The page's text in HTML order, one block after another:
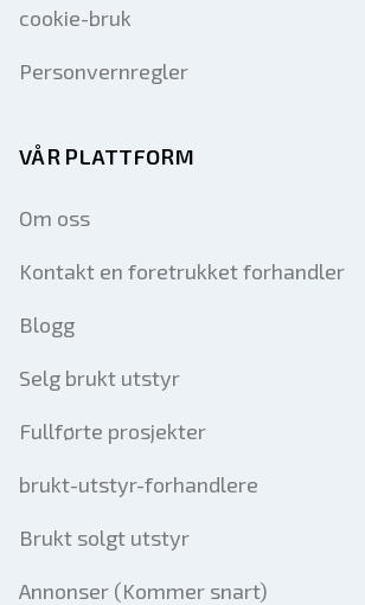
cookie-bruk
Personvernregler
VÅR PLATTFORM
Om oss
Kontakt en foretrukket forhandler
Blogg
Selg brukt utstyr
Fullførte prosjekter
brukt-utstyr-forhandlere
Brukt solgt utstyr
Annonser (Kommer snart)